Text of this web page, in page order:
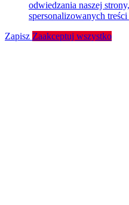
odwiedzania naszej
spersonalizowanych
Zapisz Zaakceptuj wszystko